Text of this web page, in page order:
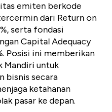
emiten berkode
dari Return on
serta fondasi
Capital Adequacy
Posisi ini memberikan
Mandiri untuk
bisnis secara
ketahanan
pasar ke depan.